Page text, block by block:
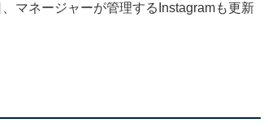
マネージャーが管理するInstagramも更新